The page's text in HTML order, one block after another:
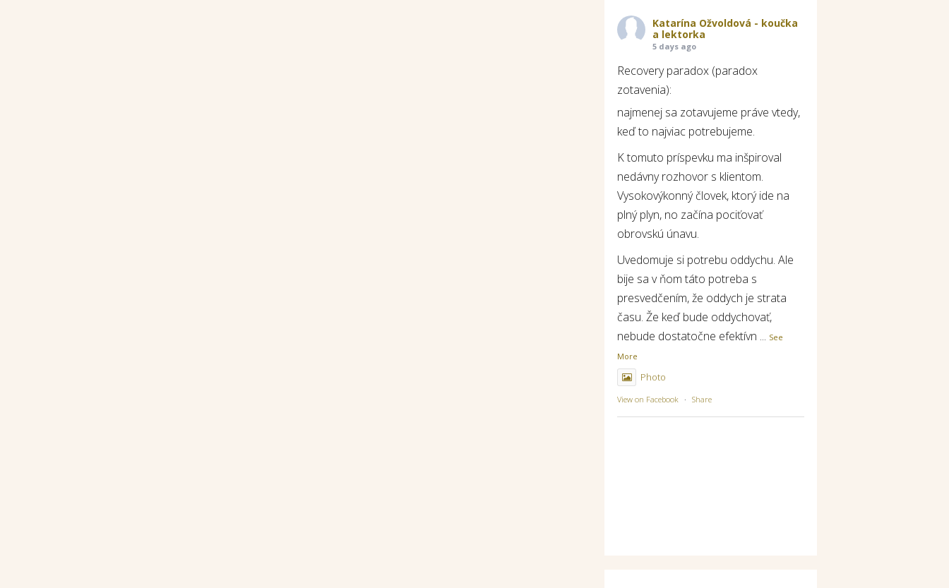
Katarína Ožvoldová - koučka
a lektorka
5 days ago
Recovery paradox (paradox
zotavenia):
najmenej sa zotavujeme práve vtedy,
keď to najviac potrebujeme.
K tomuto príspevku ma inšpiroval
nedávny rozhovor s klientom.
Vysokovýkonný človek, ktorý ide na
plný plyn, no začína pociťovať
obrovskú únavu.
Uvedomuje si potrebu oddychu. Ale
bije sa v ňom táto potreba s
presvedčením, že oddych je strata
času. Že keď bude oddychovať,
nebude dostatočne efektívn ... See
More
Photo
View on Facebook · Share